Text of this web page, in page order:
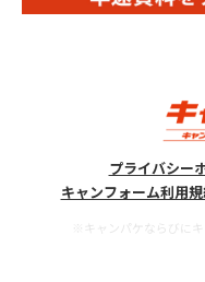
プライバシー
キャンフォーム利用
※キャンパケならびに